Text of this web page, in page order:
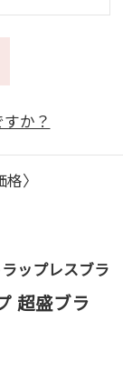
か？
〉
ップレスブラ
超盛ブラ